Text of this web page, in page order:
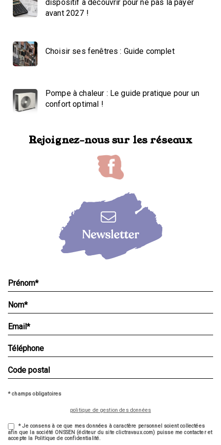
dispositif à découvrir pour ne pas la payer
avant 2027 !
Choisir ses fenêtres : Guide complet
Pompe à chaleur : Le guide pratique pour un
confort optimal !
Rejoignez-nous sur les réseaux
* champs obligatoires
politique de gestion des données
* Je consens à ce que mes données à caractère personnel soient collectées
afin que la société ONSSEN (éditeur du site clictravaux.com) puisse me contacter et
accepte la Politique de confidentialité.